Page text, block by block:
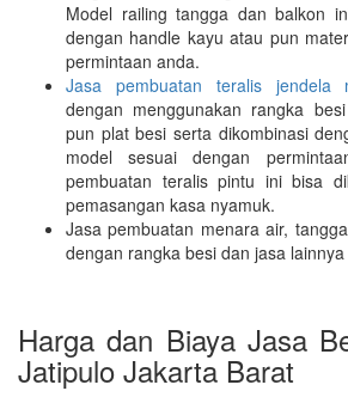
Model railing tangga dan balkon
dengan handle kayu atau pun
permintaan anda.
Jasa pembuatan teralis jendela
dengan menggunakan rangka
pun plat besi serta dikombinasi
model sesuai dengan
pembuatan teralis pintu ini bisa
pemasangan kasa nyamuk.
Jasa pembuatan menara air,
dengan rangka besi dan jasa lainnya
Harga dan Biaya Jasa
Jatipulo Jakarta Barat